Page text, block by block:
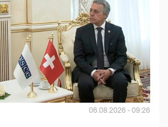
06.08.2026 - 09:26